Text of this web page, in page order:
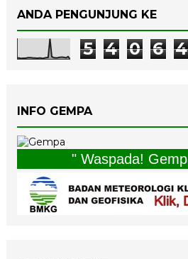
ANDA PENGUNJUNG KE
5 4 0 6 4
INFO GEMPA
" Waspada! Gempa